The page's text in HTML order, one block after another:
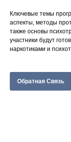
Ключевые темы
аспекты, методы
также основы
участники будут
наркотиками и
Обратная Связь